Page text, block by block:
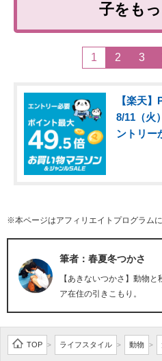
子をも
1 2 3
【楽天
8/11（火
ントリー
※本ページはアフィリエイトプログラム
筆者：春夏冬つかさ
【あきないつかさ】動物
ア在住の引きこもり。
TOP > ライフスタイル > 動物 >